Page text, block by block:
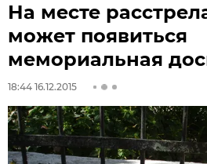
На месте
может появиться
мемориальная
18:44 16.12.2015